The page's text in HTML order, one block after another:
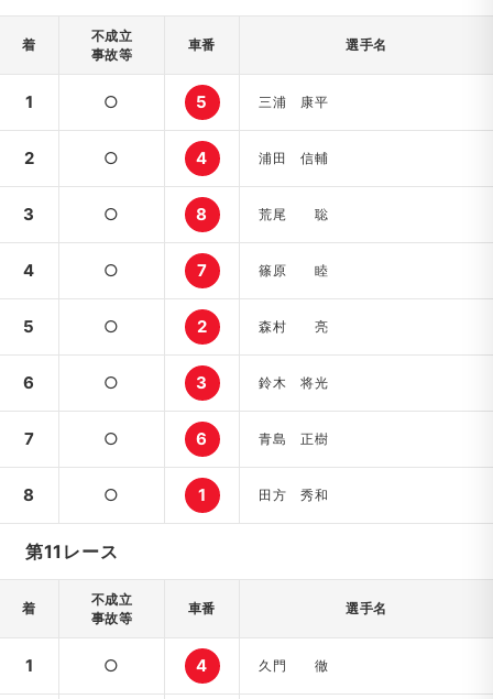
着
不成立
事故等
車番 選手名
1 ○ 5 三浦 康平
2 ○ 4 浦田 信輔
3 ○ 8 荒尾 聡
4 ○ 7 篠原 睦
5 ○ 2 森村 亮
6 ○ 3 鈴木 将光
7 ○ 6 青島 正樹
8 ○ 1 田方 秀和
第11レース
着
不成立
事故等
車番 選手名
1 ○ 4 久門 徹